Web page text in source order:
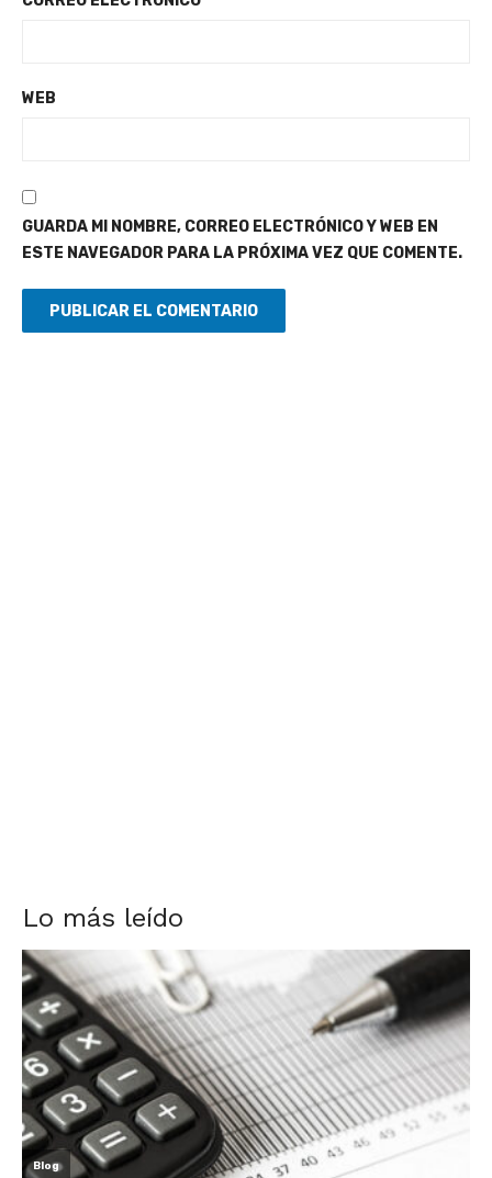
WEB
GUARDA MI NOMBRE, CORREO ELECTRÓNICO Y WEB EN
ESTE NAVEGADOR PARA LA PRÓXIMA VEZ QUE COMENTE.
Lo más leído